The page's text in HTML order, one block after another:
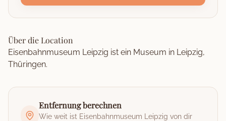
Über die Location
Eisenbahnmuseum Leipzig ist ein Museum in Leipzig,
Thüringen.
Entfernung berechnen
Wie weit ist Eisenbahnmuseum Leipzig von dir